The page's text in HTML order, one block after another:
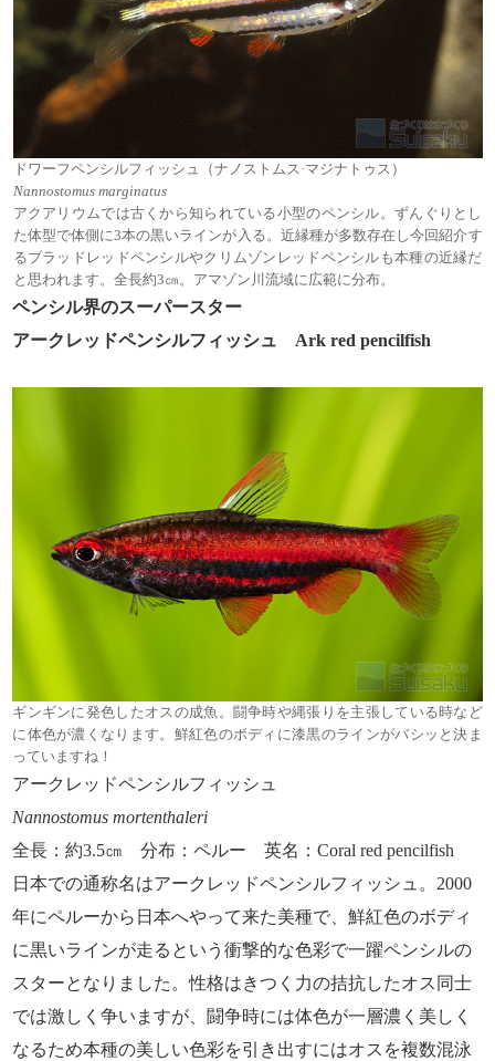
ドワーフペンシルフィッシュ（ナノストムス·マジナトゥス）
Nannostomus marginatus
アクアリウムでは古くから知られている小型のペンシル。ずんぐりとし
た体型で体側に3本の黒いラインが入る。近縁種が多数存在し今回紹介す
るブラッドレッドペンシルやクリムゾンレッドペンシルも本種の近縁だ
と思われます。全長約3㎝。アマゾン川流域に広範に分布。
ペンシル界のスーパースター
アークレッドペンシルフィッシュ Ark red pencilfish
ギンギンに発色したオスの成魚。闘争時や縄張りを主張している時など
に体色が濃くなります。鮮紅色のボディに漆黒のラインがバシッと決ま
っていますね！
アークレッドペンシルフィッシュ
Nannostomus mortenthaleri
全長：約3.5㎝ 分布：ペルー 英名：Coral red pencilfish
日本での通称名はアークレッドペンシルフィッシュ。2000
年にペルーから日本へやって来た美種で、鮮紅色のボディ
に黒いラインが走るという衝撃的な色彩で一躍ペンシルの
スターとなりました。性格はきつく力の拮抗したオス同士
では激しく争いますが、闘争時には体色が一層濃く美しく
なるため本種の美しい色彩を引き出すにはオスを複数混泳